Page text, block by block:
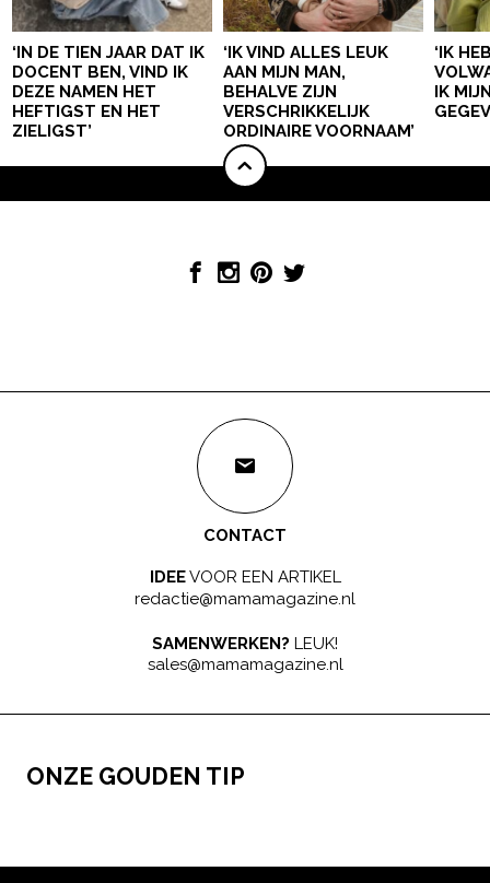
‘IN DE TIEN JAAR DAT IK
DOCENT BEN, VIND IK
DEZE NAMEN HET
HEFTIGST EN HET
ZIELIGST’
‘IK VIND ALLES LEUK
AAN MIJN MAN,
BEHALVE ZIJN
VERSCHRIKKELIJK
ORDINAIRE VOORNAAM’
‘IK
IK
CONTACT
IDEEVOOR EEN ARTIKEL
redactie@mamamagazine.nl
SAMENWERKEN? LEUK!
sales@mamamagazine.nl
ONZE GOUDEN TIP